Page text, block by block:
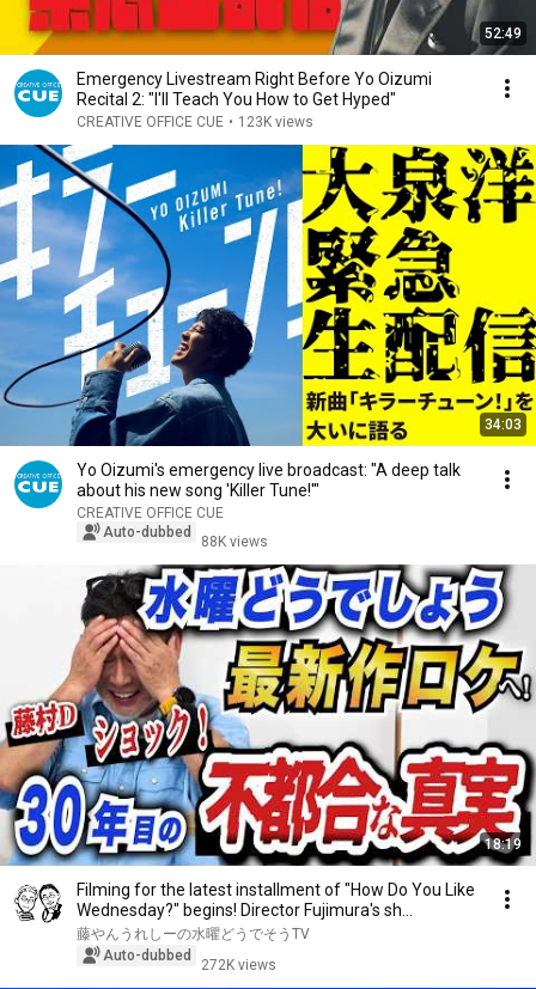
52:49
Emergency Livestream Right Before Yo Oizumi
Recital 2: "I'll Teach You How to Get Hyped"
CREATIVE OFFICE CUE • 123K views
34:03
Yo Oizumi's emergency live broadcast: "A deep talk
about his new song 'Killer Tune!'"
CREATIVE OFFICE CUE
Auto-dubbed
88K views
18:19
Filming for the latest installment of "How Do You Like
Wednesday?" begins! Director Fujimura's sh...
藤やんうれしーの水曜どうでそうTV
Auto-dubbed
272K views